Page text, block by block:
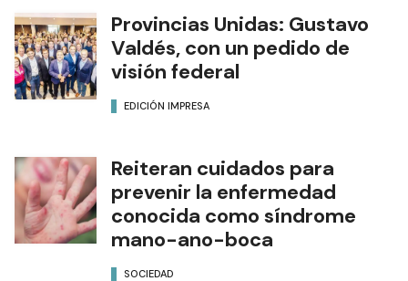
Provincias Unidas: Gustavo
Valdés, con un pedido de
visión federal
EDICIÓN IMPRESA
Reiteran cuidados para
prevenir la enfermedad
conocida como síndrome
mano-ano-boca
SOCIEDAD